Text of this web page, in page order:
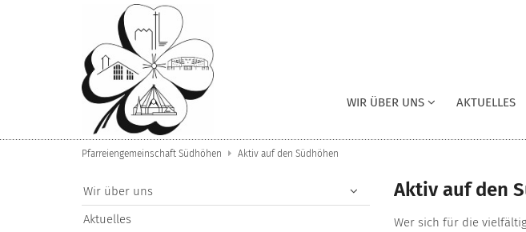
WIR ÜBER UNS AKTUELLES
Pfarreiengemeinschaft Südhöhen Aktiv auf den Südhöhen
Aktiv auf den
Wer sich für die
Wir über uns
Aktuelles